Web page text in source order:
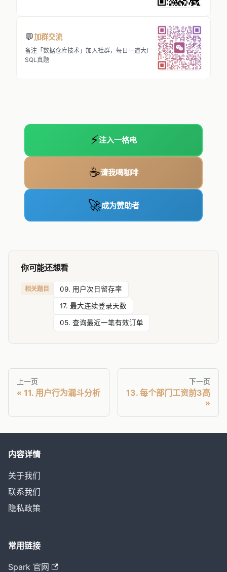
💬加群交流
备注「数据仓库技术」加入社群，每日一道大厂
SQL真题
⚡注入一格电
☕请我喝咖啡
🚀成为赞助者
你可能还想看
相关题目 09. 用户次日留存率
17. 最大连续登录天数
05. 查询最近一笔有效订单
上一页
11. 用户行为漏斗分析
下一页
13. 每个部门工资前3高
内容详情
关于我们
联系我们
隐私政策
常用链接
Spark 官网